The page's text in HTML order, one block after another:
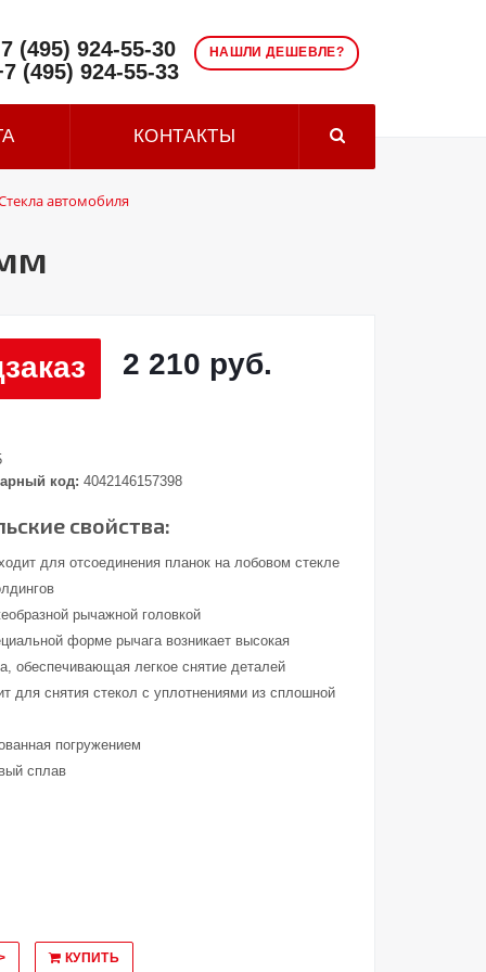
НАШЛИ ДЕШЕВЛЕ?
(495) 924-55-30
(495) 924-55-33
КОНТАКТЫ
автомобиля
2 210 руб.
код: 4042146157398
свойства:
для отсоединения планок на лобовом стекле
рычажной головкой
форме рычага возникает высокая
обеспечивающая легкое снятие деталей
для снятия стекол с уплотнениями из сплошной
погружением
сплав
КУПИТЬ